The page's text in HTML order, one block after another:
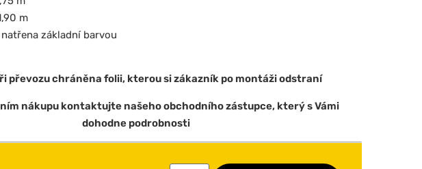
m
natřena základní barvou
převozu chráněna folii, kterou si zákazník po montáži odstraní
nákupu kontaktujte našeho obchodního zástupce, který s Vámi
dohodne podrobnosti